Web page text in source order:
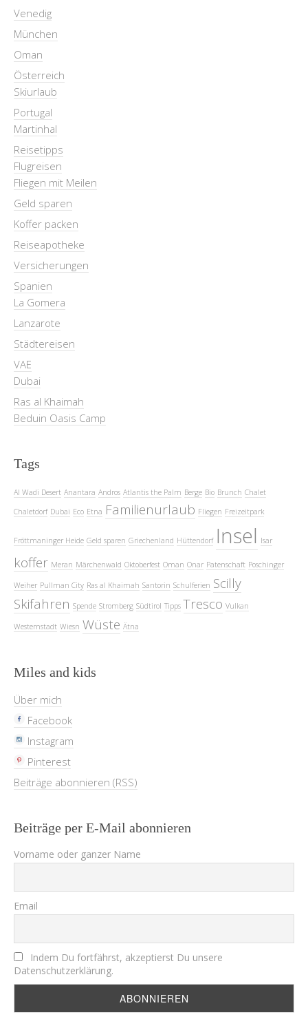
Venedig
München
Oman
Österreich
Skiurlaub
Portugal
Martinhal
Reisetipps
Flugreisen
Fliegen mit Meilen
Geld sparen
Koffer packen
Reiseapotheke
Versicherungen
Spanien
La Gomera
Lanzarote
Städtereisen
VAE
Dubai
Ras al Khaimah
Beduin Oasis Camp
Tags
Al Wadi Desert Anantara Andros Atlantis the Palm Berge Bio Brunch Chalet
Chaletdorf Dubai Eco Etna Familienurlaub Fliegen Freizeitpark
Fröttmaninger Heide Geld sparen Griechenland Hüttendorf Insel Isar
koffer Meran Märchenwald Oktoberfest Oman Onar Patenschaft Poschinger
Weiher Pullman City Ras al Khaimah Santorin Schulferien Scilly
Skifahren Spende Stromberg Südtirol Tipps Tresco Vulkan
Westernstadt Wiesn Wüste Ätna
Miles and kids
Über mich
Facebook
Instagram
Pinterest
Beiträge abonnieren (RSS)
Beiträge per E-Mail abonnieren
Vorname oder ganzer Name
Email
Indem Du fortfährst, akzeptierst Du unsere
Datenschutzerklärung.